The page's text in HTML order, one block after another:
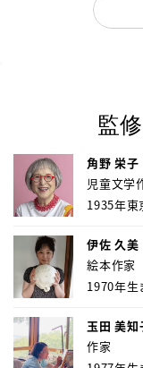
監
角野 栄子
児童文学
1935年
伊佐 久美
絵本作家
1970年
玉田 美知
作家